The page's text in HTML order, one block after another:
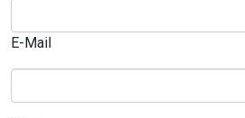
E-Mail